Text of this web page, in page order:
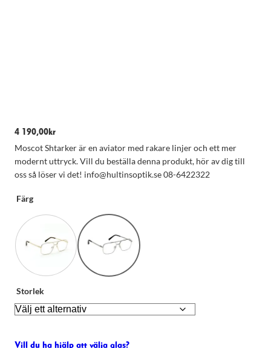
4 190,00 kr
Moscot Shtarker är en aviator med rakare linjer och ett mer
modernt uttryck. Vill du beställa denna produkt, hör av dig till
oss så löser vi det! info@hultinsoptik.se 08-6422322
Färg
Storlek
Vill du ha hjälp att välja glas?
De behövs
för att
hemsidan
över huvud
taget ska
fungera.
Statistik
För att vi ska
förbättra
hemsidans
funktionalitet
uppbyggnad,
hur hemsidan